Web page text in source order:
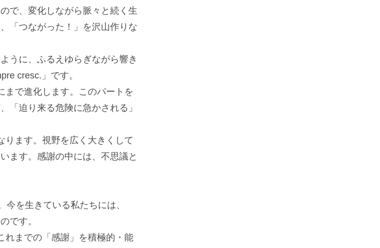
で、変化しながら脈々と続く生
「つながった！」を沢山作りな
うに、ふるえゆらぎながら響き
cresc.」です。
まで進化します。このパートを
「迫り来る危険に急かされる」
ります。視野を広く大きくして
ます。感謝の中には、不思議と
を生きている私たちには、
です。
れまでの「感謝」を積極的・能